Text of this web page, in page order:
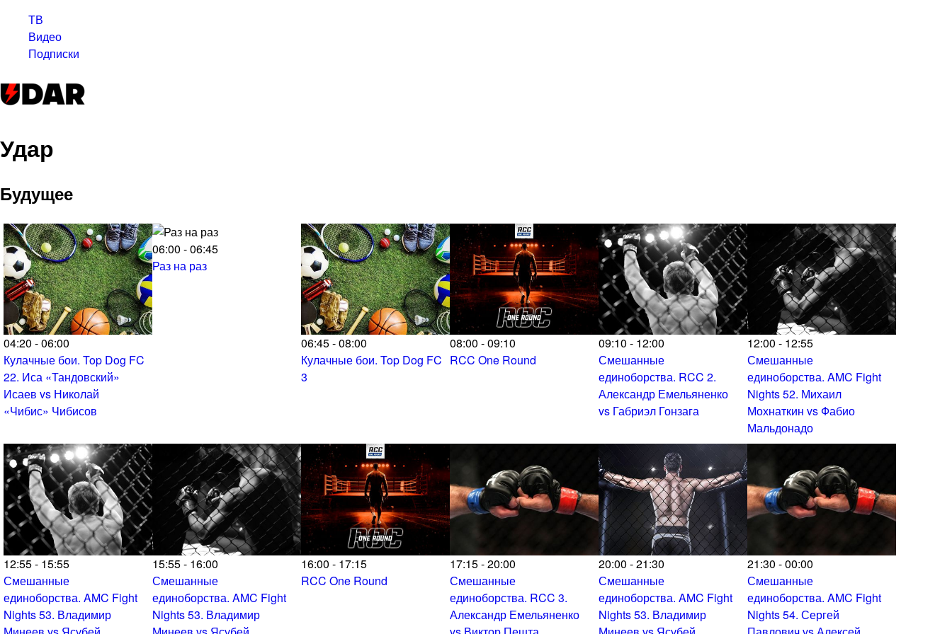
ТВ
Видео
Подписки
Удар
Будущее
04:20 - 06:00
Кулачные бои. Top Dog FC
22. Иса «Тандовский»
Исаев vs Николай
«Чибис» Чибисов
06:00 - 06:45
Раз на раз
06:45 - 08:00
Кулачные бои. Top Dog FC
3
08:00 - 09:10
RCC One Round
09:10 - 12:00
Смешанные
единоборства. RCC 2.
Александр Емельяненко
vs Габриэл Гонзага
12:00 - 12:55
Смешанные
единоборства. AMC Fight
Nights 52. Михаил
Мохнаткин vs Фабио
Мальдонадо
12:55 - 15:55
Смешанные
единоборства. AMC Fight
Nights 53. Владимир
15:55 - 16:00
Смешанные
единоборства. AMC Fight
Nights 53. Владимир
16:00 - 17:15
RCC One Round
17:15 - 20:00
Смешанные
единоборства. RCC 3.
Александр Емельяненко
20:00 - 21:30
Смешанные
единоборства. AMC Fight
Nights 53. Владимир
21:30 - 00:00
Смешанные
единоборства. AMC Fight
Nights 54. Сергей